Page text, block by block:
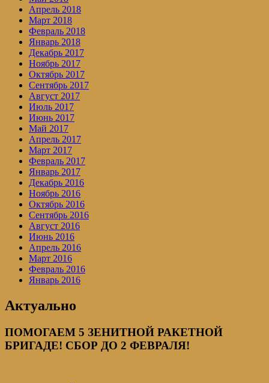
Апрель 2018
Март 2018
Февраль 2018
Январь 2018
Декабрь 2017
Ноябрь 2017
Октябрь 2017
Сентябрь 2017
Август 2017
Июль 2017
Июнь 2017
Май 2017
Апрель 2017
Март 2017
Февраль 2017
Январь 2017
Декабрь 2016
Ноябрь 2016
Октябрь 2016
Сентябрь 2016
Август 2016
Июнь 2016
Апрель 2016
Март 2016
Февраль 2016
Январь 2016
Актуально
ПОМОГАЕМ 5 ЗЕНИТНОЙ РАКЕТНОЙ
БРИГАДЕ! СБОР ДО 2 ФЕВРАЛЯ!